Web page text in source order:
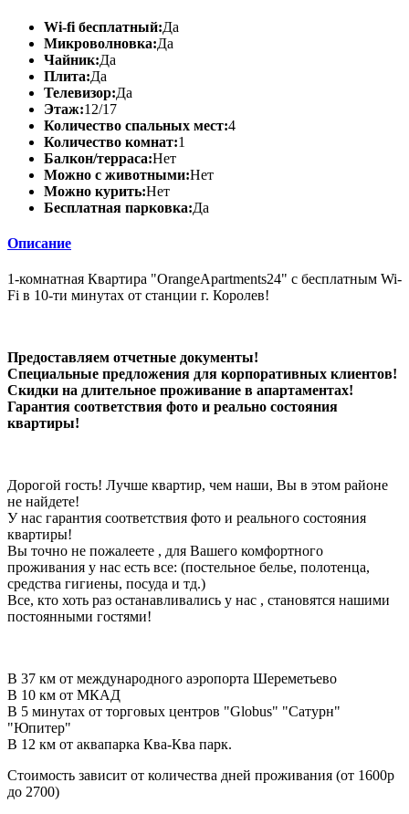
Wi-fi бесплатный:Да
Микроволновка:Да
Чайник:Да
Плита:Да
Телевизор:Да
Этаж:12/17
Количество спальных мест:4
Количество комнат:1
Балкон/терраса:Нет
Можно с животными:Нет
Можно курить:Нет
Бесплатная парковка:Да
Описание
1-комнатная Квартира "OrangeApartments24" с бесплатным Wi-
Fi в 10-ти минутах от станции г. Королев!
Предоставляем отчетные документы!
Специальные предложения для корпоративных клиентов!
Скидки на длительное проживание в апартаментах!
Гарантия соответствия фото и реально состояния
квартиры!
Дорогой гость! Лучше квартир, чем наши, Вы в этом районе
не найдете!
У нас гарантия соответствия фото и реального состояния
квартиры!
Вы точно не пожалеете , для Вашего комфортного
проживания у нас есть все: (постельное белье, полотенца,
средства гигиены, посуда и тд.)
Все, кто хоть раз останавливались у нас , становятся нашими
постоянными гостями!
В 37 км от международного аэропорта Шереметьево
В 10 км от МКАД
В 5 минутах от торговых центров "Globus" "Сатурн"
"Юпитер"
В 12 км от аквапарка Ква-Ква парк.
Стоимость зависит от количества дней проживания (от 1600р
до 2700)